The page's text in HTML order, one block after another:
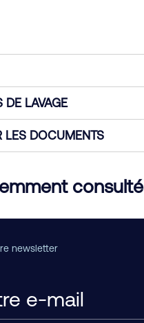
DE LAVAGE
LES DOCUMENTS
consulté
newsletter